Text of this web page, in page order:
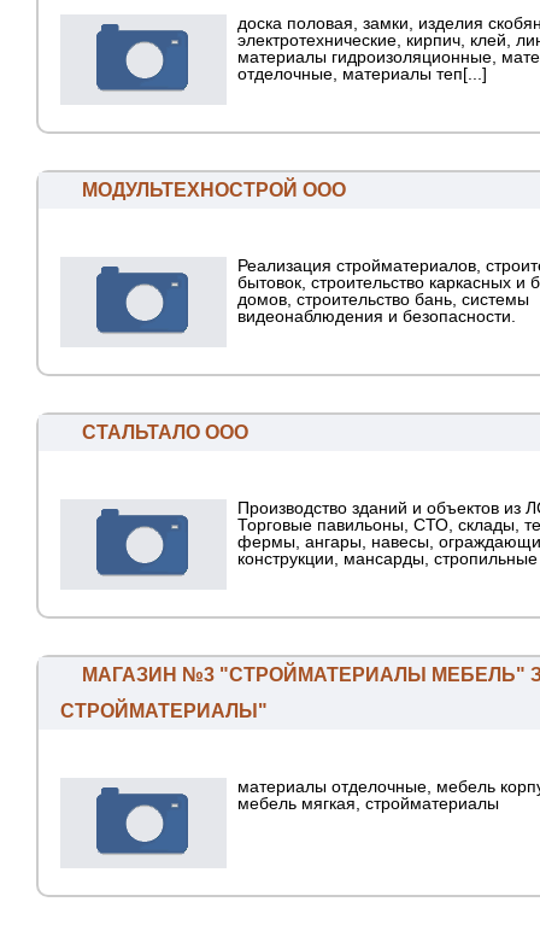
доска половая, замки, изделия
электротехнические, кирпич, клей,
материалы гидроизоляционные,
отделочные, материалы теп[...]
МОДУЛЬТЕХНОСТРОЙ ООО
Реализация стройматериалов,
бытовок, строительство каркасных и
домов, строительство бань, системы
видеонаблюдения и безопасности.
СТАЛЬТАЛО ООО
Производство зданий и объектов из
Торговые павильоны, СТО, склады,
фермы, ангары, навесы,
конструкции, мансарды,
МАГАЗИН №3 "СТРОЙМАТЕРИАЛЫ МЕБЕЛЬ"
СТРОЙМАТЕРИАЛЫ"
материалы отделочные, мебель
мебель мягкая, стройматериалы